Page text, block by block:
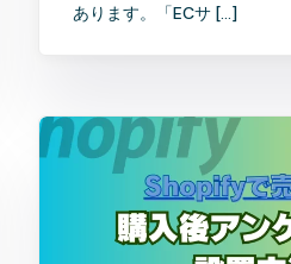
あります。「ECサ […]